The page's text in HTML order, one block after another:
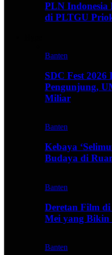
PLN Indonesia
di PLTGU
Banten
SDC Fest
Pengunjung,
Miliar
Banten
Kebaya
Budaya di
Banten
Deretan Film
Mei yang Bikin
Banten